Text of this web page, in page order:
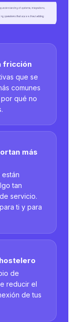
fricción
que se
comunes
qué no
más
tan
servicio.
ti y para
de
reducir el
de tus